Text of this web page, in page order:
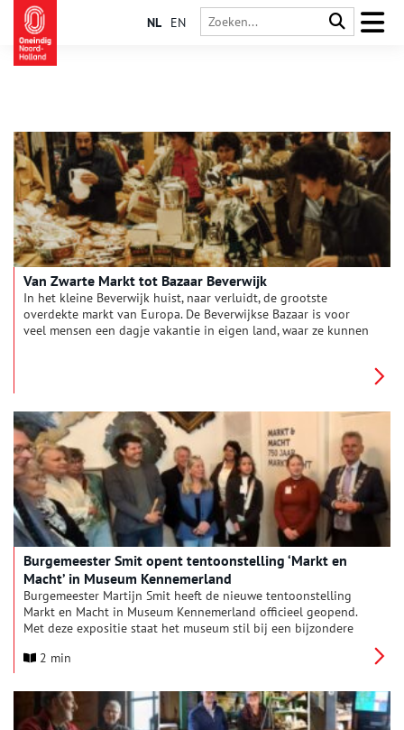
NL EN
Van Zwarte Markt tot Bazaar Beverwijk
In het kleine Beverwijk huist, naar verluidt, de grootste
overdekte markt van Europa. De Beverwijkse Bazaar is voor
veel mensen een dagje vakantie in eigen land, waar ze kunnen
graaf Floris V.
Burgemeester Smit opent tentoonstelling ‘Markt en
Macht’ in Museum Kennemerland
Burgemeester Martijn Smit heeft de nieuwe tentoonstelling
Markt en Macht in Museum Kennemerland officieel geopend.
Met deze expositie staat het museum stil bij een bijzondere
2 min